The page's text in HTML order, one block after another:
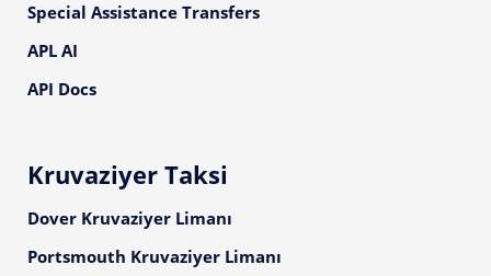
Special Assistance Transfers
APL AI
API Docs
Kruvaziyer Taksi
Dover Kruvaziyer Limanı
Portsmouth Kruvaziyer Limanı